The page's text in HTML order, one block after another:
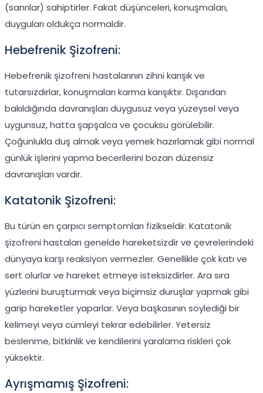
(sanrılar) sahiptirler. Fakat düşünceleri, konuşmaları,
duyguları oldukça normaldir.
Hebefrenik Şizofreni:
Hebefrenik şizofreni hastalarının zihni karışık ve
tutarsızdırlar, konuşmaları karma karışıktır. Dışarıdan
bakıldığında davranışları duygusuz veya yüzeysel veya
uygunsuz, hatta şapşalca ve çocuksu görülebilir.
Çoğunlukla duş almak veya yemek hazırlamak gibi normal
günlük işlerini yapma becerilerini bozan düzensiz
davranışları vardır.
Katatonik Şizofreni:
Bu türün en çarpıcı semptomları fizikseldir. Katatonik
şizofreni hastaları genelde hareketsizdir ve çevrelerindeki
dünyaya karşı reaksiyon vermezler. Genellikle çok katı ve
sert olurlar ve hareket etmeye isteksizdirler. Ara sıra
yüzlerini buruşturmak veya biçimsiz duruşlar yapmak gibi
garip hareketler yaparlar. Veya başkasının söylediği bir
kelimeyi veya cümleyi tekrar edebilirler. Yetersiz
beslenme, bitkinlik ve kendilerini yaralama riskleri çok
yüksektir.
Ayrışmamış Şizofreni: